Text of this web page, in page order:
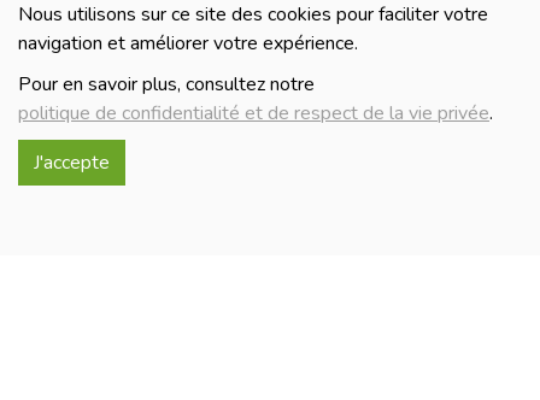
Nous utilisons sur ce site des cookies pour faciliter votre
navigation et améliorer votre expérience.
Pour en savoir plus, consultez notre
politique de confidentialité et de respect de la vie privée.
J'accepte
Politique de confidentialité et de respect de la vie
privée